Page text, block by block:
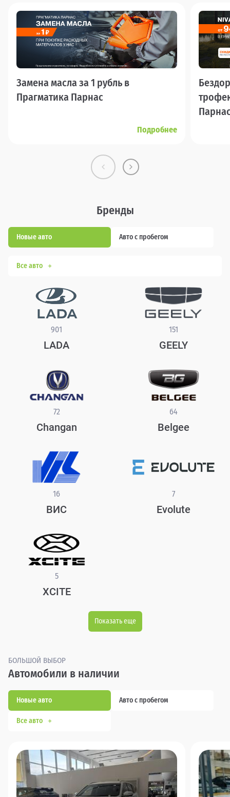
Замена масла за 1 рубль в
Прагматика Парнас
Подробнее
Бренды
Новые авто Авто с пробегом
Все авто
901
LADA
151
GEELY
72
Changan
64
Belgee
16
ВИС
7
Evolute
5
XCITE
Показать еще
БОЛЬШОЙ ВЫБОР
Автомобили в наличии
Новые авто Авто с пробегом
Все авто